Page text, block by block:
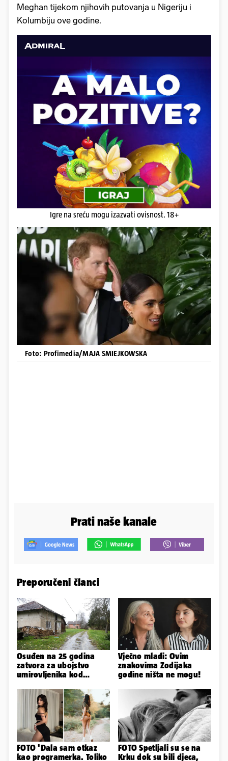
Meghan tijekom njihovih putovanja u Nigeriju i
Kolumbiju ove godine.
Igre na sreću mogu izazvati ovisnost. 18+
Foto: Profimedia/MAJA SMIEJKOWSKA
Prati naše kanale
Preporučeni članci
Osuđen na 25 godina
zatvora za ubojstvo
umirovljenika kod
detalje
Vječno mladi: Ovim
znakovima Zodijaka
godine ništa ne mogu!
FOTO 'Dala sam otkaz
kao programerka. Toliko
FOTO Spetljali su se na
Krku dok su bili djeca,